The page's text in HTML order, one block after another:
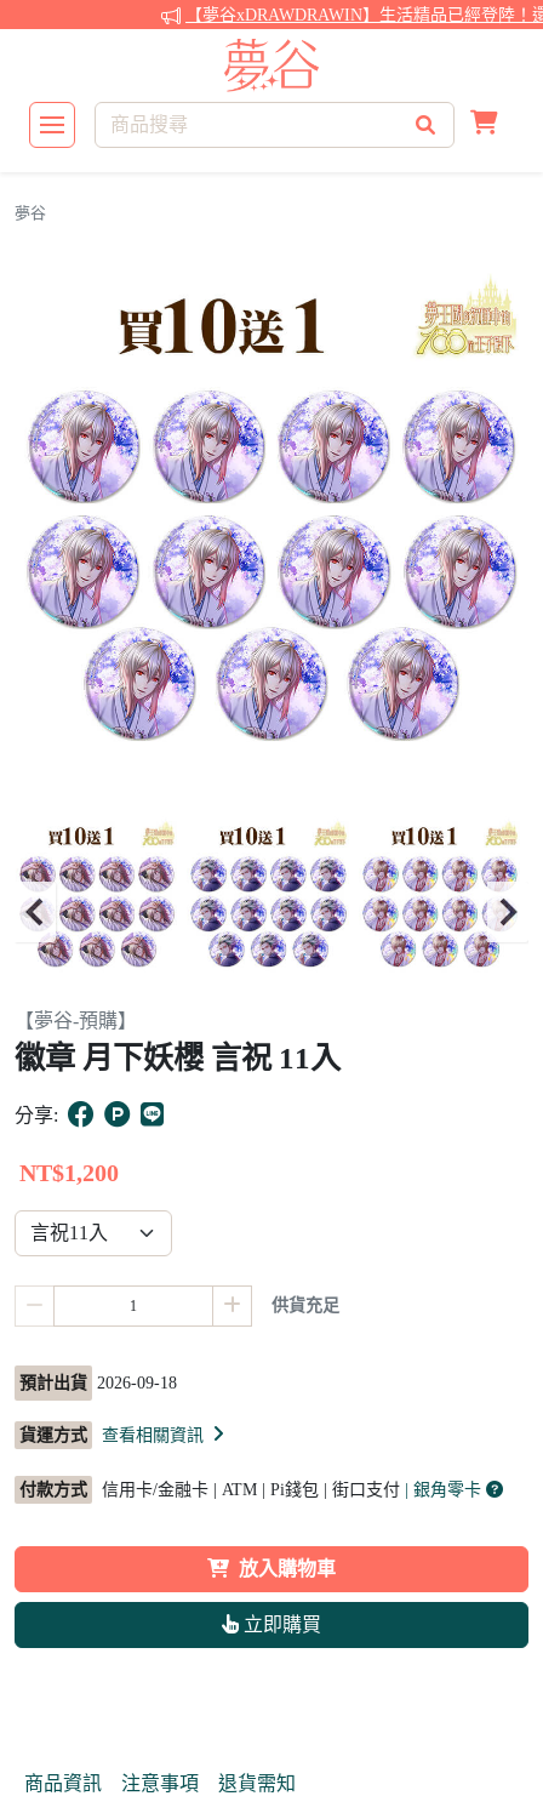
【夢谷xDRAWDRAWIN】生活精品已經登陸！還
夢谷
Item
2
of
5
【夢谷-預購】
徽章 月下妖櫻 言祝 11入
分享:
NT$1,200
供貨充足
預計出貨 2026-09-18
貨運方式 查看相關資訊
付款方式 信用卡/金融卡 | ATM | Pi錢包 | 街口支付 | 銀角零卡
放入購物車
立即購買
商品資訊 注意事項 退貨需知